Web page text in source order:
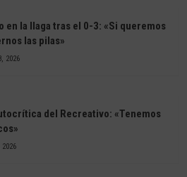
en la llaga tras el 0-3: «Si queremos
las pilas»
2026
del Recreativo: «Tenemos